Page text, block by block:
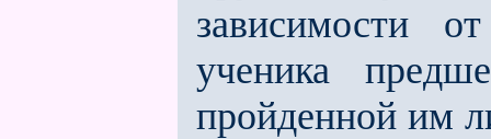
зависимости
ученика
пройденной им